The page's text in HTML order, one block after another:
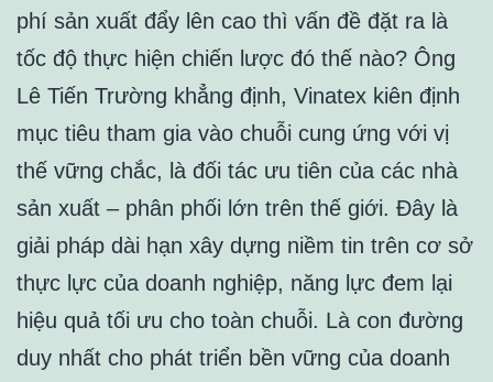
phí sản xuất đẩy lên cao thì vấn đề đặt ra là
tốc độ thực hiện chiến lược đó thế nào? Ông
Lê Tiến Trường khẳng định, Vinatex kiên định
mục tiêu tham gia vào chuỗi cung ứng với vị
thế vững chắc, là đối tác ưu tiên của các nhà
sản xuất – phân phối lớn trên thế giới. Đây là
giải pháp dài hạn xây dựng niềm tin trên cơ sở
thực lực của doanh nghiệp, năng lực đem lại
hiệu quả tối ưu cho toàn chuỗi. Là con đường
duy nhất cho phát triển bền vững của doanh